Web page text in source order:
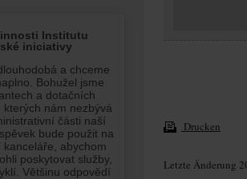
Drucken
Letzte Änderung